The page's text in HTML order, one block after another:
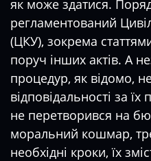
як може здатися.
регламентований
(ЦКУ), зокрема
поруч інших актів. А
процедур, як відомо,
відповідальності за
не перетворився на
моральний кошмар,
необхідні кроки, їх